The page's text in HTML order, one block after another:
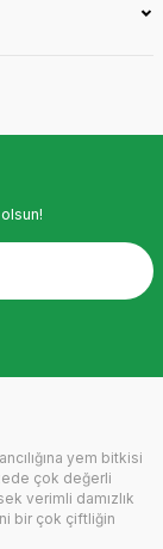
yem bitkisi
çok değerli
verimli damızlık
bir çok çiftliğin